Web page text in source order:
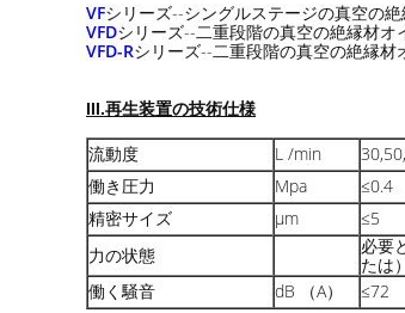
VFシリーズ--シングルステージの真空の
VFDシリーズ--二重段階の真空の絶縁材オ
VFD-Rシリーズ--二重段階の真空の絶縁材
III.再生装置の技術仕様
流動度 L /min
働き圧力
Mpa
≤0.4
精密サイズ
μm
≤5
力の状態
必要
たは）
働く騒音
dB （A） ≤72